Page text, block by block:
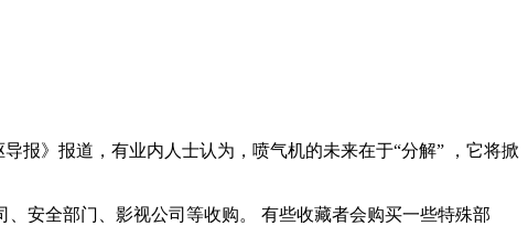
》报道，有业内人士认为，喷气机的未来在于“分解” ，它将掀
安全部门、影视公司等收购。 有些收藏者会购买一些特殊部